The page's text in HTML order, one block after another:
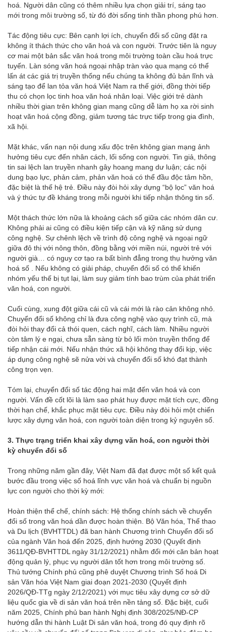
hoá. Người dân cũng có thêm nhiều lựa chọn giải trí, sáng tạo
mới trong môi trường số, từ đó đời sống tinh thần phong phú hơn.
Tác động tiêu cực: Bên cạnh lợi ích, chuyển đổi số cũng đặt ra
không ít thách thức cho văn hoá và con người. Trước tiên là nguy
cơ mai một bản sắc văn hoá trong môi trường toàn cầu hoá trực
tuyến. Làn sóng văn hoá ngoại nhập tràn vào qua mạng có thể
lấn át các giá trị truyền thống nếu chúng ta không đủ bản lĩnh và
sáng tạo để lan tỏa văn hoá Việt Nam ra thế giới, đồng thời tiếp
thu có chọn lọc tinh hoa văn hoá nhân loại. Việc giới trẻ dành
nhiều thời gian trên không gian mạng cũng dễ làm họ xa rời sinh
hoạt văn hoá cộng đồng, giảm tương tác trực tiếp trong gia đình,
xã hội.
Mặt khác, vấn nạn nội dung xấu độc trên không gian mạng ảnh
hưởng tiêu cực đến nhân cách, lối sống con người. Tin giả, thông
tin sai lệch lan truyền nhanh gây hoang mang dư luận; các nội
dung bạo lực, phản cảm, phản văn hoá có thể đầu độc tâm hồn,
đặc biệt là thế hệ trẻ. Điều này đòi hỏi xây dựng “bộ lọc” văn hoá
và ý thức tự đề kháng trong mỗi người khi tiếp nhận thông tin số.
Một thách thức lớn nữa là khoảng cách số giữa các nhóm dân cư.
Không phải ai cũng có điều kiện tiếp cận và kỹ năng sử dụng
công nghệ. Sự chênh lệch về trình độ công nghệ và ngoại ngữ
giữa đô thị với nông thôn, đồng bằng với miền núi, người trẻ với
người già… có nguy cơ tạo ra bất bình đẳng trong thụ hưởng văn
hoá số . Nếu không có giải pháp, chuyển đổi số có thể khiến
nhóm yếu thế bị tụt lại, làm suy giảm tính bao trùm của phát triển
văn hoá, con người.
Cuối cùng, xung đột giữa cái cũ và cái mới là rào cản không nhỏ.
Chuyển đổi số không chỉ là đưa công nghệ vào quy trình cũ, mà
đòi hỏi thay đổi cả thói quen, cách nghĩ, cách làm. Nhiều người
còn tâm lý e ngại, chưa sẵn sàng từ bỏ lối mòn truyền thống để
tiếp nhận cái mới. Nếu nhận thức xã hội không thay đổi kịp, việc
áp dụng công nghệ sẽ nửa vời và chuyển đổi số khó đạt thành
công trọn vẹn.
Tóm lại, chuyển đổi số tác động hai mặt đến văn hoá và con
người. Vấn đề cốt lõi là làm sao phát huy được mặt tích cực, đồng
thời hạn chế, khắc phục mặt tiêu cực. Điều này đòi hỏi một chiến
lược xây dựng văn hoá, con người toàn diện trong kỷ nguyên số.
3. Thực trạng triển khai xây dựng văn hoá, con người thời
kỳ chuyển đổi số
Trong những năm gần đây, Việt Nam đã đạt được một số kết quả
bước đầu trong việc số hoá lĩnh vực văn hoá và chuẩn bị nguồn
lực con người cho thời kỳ mới:
Hoàn thiện thể chế, chính sách: Hệ thống chính sách về chuyển
đổi số trong văn hoá dần được hoàn thiện. Bộ Văn hóa, Thể thao
và Du lịch (BVHTTDL) đã ban hành Chương trình Chuyển đổi số
của ngành Văn hoá đến 2025, định hướng 2030 (Quyết định
3611/QĐ-BVHTTDL ngày 31/12/2021) nhằm đổi mới căn bản hoạt
động quản lý, phục vụ người dân tốt hơn trong môi trường số.
Thủ tướng Chính phủ cũng phê duyệt Chương trình Số hoá Di
sản Văn hóa Việt Nam giai đoạn 2021-2030 (Quyết định
2026/QĐ-TTg ngày 2/12/2021) với mục tiêu xây dựng cơ sở dữ
liệu quốc gia về di sản văn hoá trên nền tảng số. Đặc biệt, cuối
năm 2025, Chính phủ ban hành Nghị định 308/2025/NĐ-CP
hướng dẫn thi hành Luật Di sản văn hoá, trong đó quy định rõ